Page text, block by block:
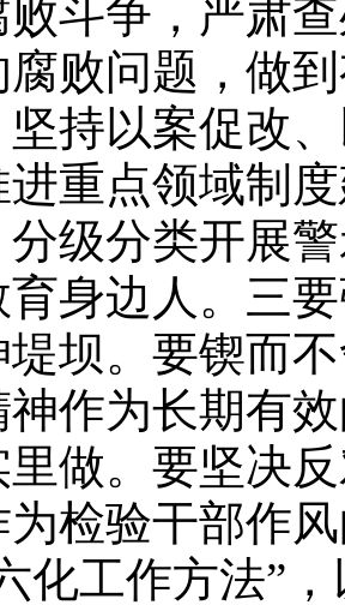
败斗争，严肃
腐败问题，做
坚持以案促改
进重点领域制
分级分类开展
育身边人。三
堤坝。要锲而
神作为长期有
里做。要坚决
为检验干部作
化工作方法”